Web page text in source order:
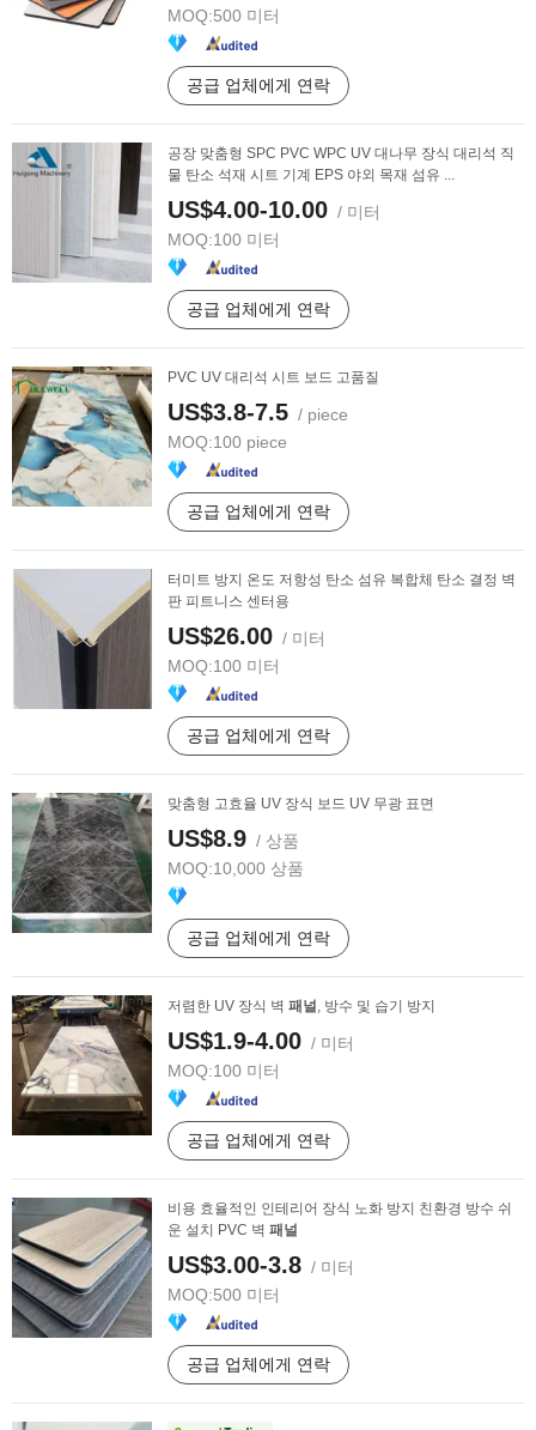
MOQ:500 미터
공급 업체에게 연락
공장 맞춤형 SPC PVC WPC UV 대나무 장식 대리석 직
물 탄소 석재 시트 기계 EPS 야외 목재 섬유 ...
US$4.00-10.00 / 미터
MOQ:100 미터
공급 업체에게 연락
PVC UV 대리석 시트 보드 고품질
US$3.8-7.5 / piece
MOQ:100 piece
공급 업체에게 연락
터미트 방지 온도 저항성 탄소 섬유 복합체 탄소 결정 벽
판 피트니스 센터용
US$26.00 / 미터
MOQ:100 미터
공급 업체에게 연락
맞춤형 고효율 UV 장식 보드 UV 무광 표면
US$8.9 / 상품
MOQ:10,000 상품
공급 업체에게 연락
저렴한 UV 장식 벽 패널, 방수 및 습기 방지
US$1.9-4.00 / 미터
MOQ:100 미터
공급 업체에게 연락
비용 효율적인 인테리어 장식 노화 방지 친환경 방수 쉬
운 설치 PVC 벽 패널
US$3.00-3.8 / 미터
MOQ:500 미터
공급 업체에게 연락